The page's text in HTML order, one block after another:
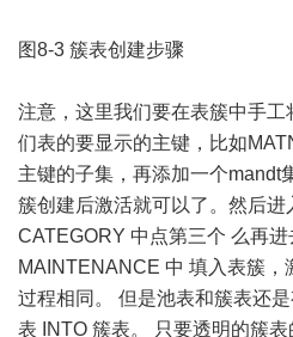
图8-3 簇表创建步骤
注意，这里我们要在表簇中手
们表的要显示的主键，比如
主键的子集，再添加一个mandt
簇创建后激活就可以了。然后
CATEGORY 中点第三个 么再
MAINTENANCE 中 填入表簇，
过程相同。 但是池表和簇表还
表 INTO 簇表。 只要透明的簇